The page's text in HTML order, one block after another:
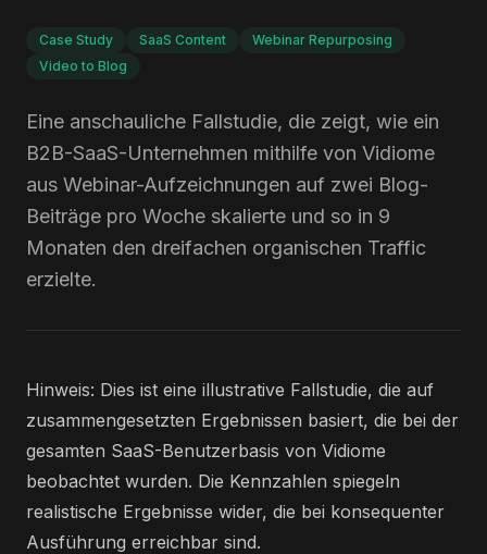
Case Study SaaS Content
Webinar Repurposing
Video to Blog
Eine anschauliche Fallstudie, die zeigt, wie ein
B2B-SaaS-Unternehmen mithilfe von Vidiome
aus Webinar-Aufzeichnungen auf zwei Blog-
Beiträge pro Woche skalierte und so in 9
Monaten den dreifachen organischen Traffic
erzielte.
Hinweis: Dies ist eine illustrative Fallstudie, die auf
zusammengesetzten Ergebnissen basiert, die bei der
gesamten SaaS-Benutzerbasis von Vidiome
beobachtet wurden. Die Kennzahlen spiegeln
realistische Ergebnisse wider, die bei konsequenter
Ausführung erreichbar sind.